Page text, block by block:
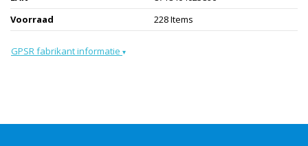
Voorraad
228 Items
GPSR fabrikant informatie ▾